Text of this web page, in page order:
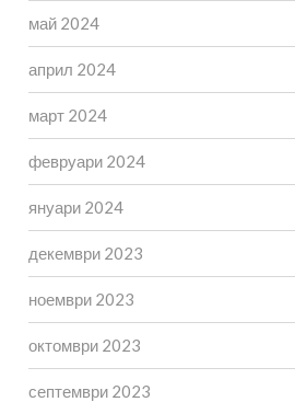
май 2024
април 2024
март 2024
февруари 2024
януари 2024
декември 2023
ноември 2023
октомври 2023
септември 2023